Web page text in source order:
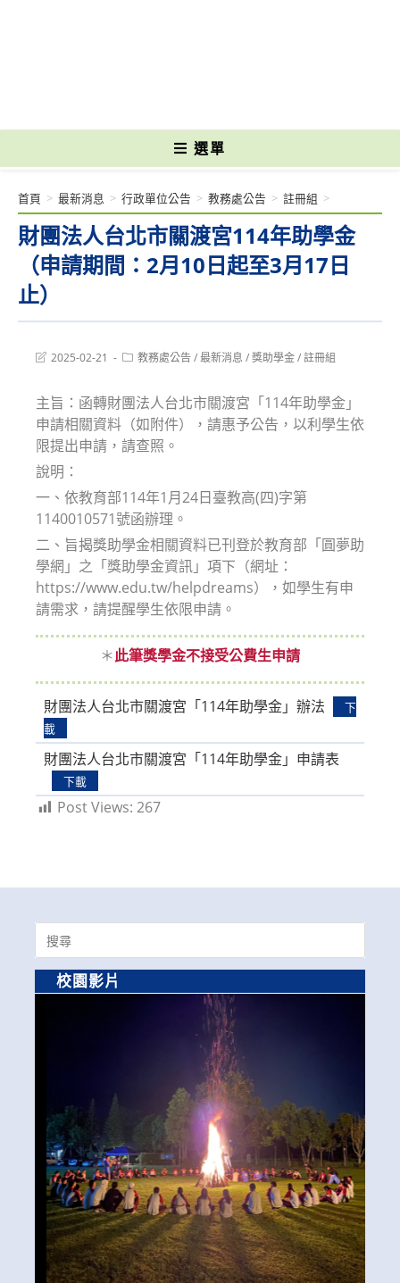
選單
財團法人台北市關渡宮114年助學金
（申請期間：2月10日起至3月17日
止）
首頁 > 最新消息 > 行政單位公告 > 教務處公告 > 註冊組 >
Post2025-02-21
Post教務處公告/最新消息 /獎助學金/註冊組
主旨：函轉財團法人台北市關渡宮「114年助學金」
申請相關資料（如附件），請惠予公告，以利學生依
限提出申請，請查照。
說明：
一、依教育部114年1月24日臺教高(四)字第
1140010571號函辦理。
二、旨揭獎助學金相關資料已刊登於教育部「圓夢助
學網」之「獎助學金資訊」項下（網址：
https://www.edu.tw/helpdreams），如學生有申
請需求，請提醒學生依限申請。
＊此筆獎學金不接受公費生申請
財團法人台北市關渡宮「114年助學金」辦法
下
載
財團法人台北市關渡宮「114年助學金」申請表
下載
Post Views: 267
Search
for:
校園影片